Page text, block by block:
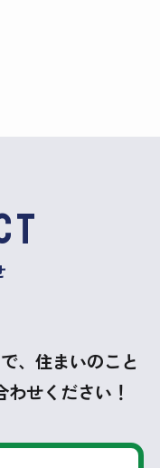
、住まいのこと
せください！